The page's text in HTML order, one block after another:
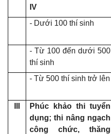
IV
- Dưới 100 thí sinh
- Từ 100 đến dưới 500
thí sinh
- Từ 500 thí sinh trở lên
Phúc khảo thi tuyển
dụng; thi nâng ngạch
công chức, thăng